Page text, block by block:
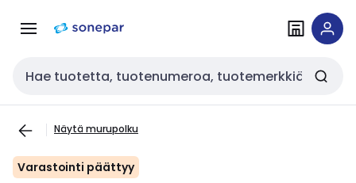
navigointiinsisältöön
Haku
Näytä murupolku
Varastointi päättyy